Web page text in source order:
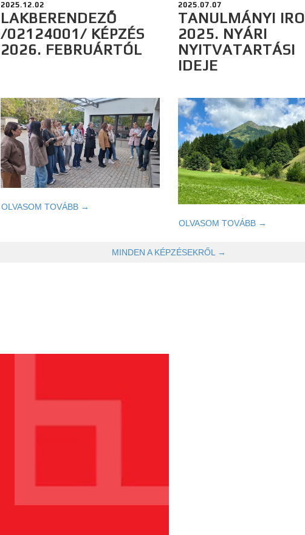
2025.12.02
LAKBERENDEZŐ
/02124001/ KÉPZÉS
2026. FEBRUÁRTÓL
OLVASOM TOVÁBB →
2025.07.07
TANULMÁNYI
2025. NYÁRI
NYITVATARTÁSI
IDEJE
OLVASOM TOVÁBB →
MINDEN A KÉPZÉSEKRŐL →